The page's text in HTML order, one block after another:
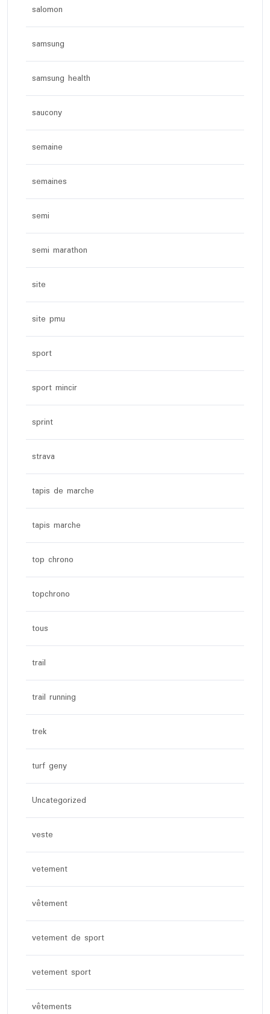
salomon
samsung
samsung health
saucony
semaine
semaines
semi
semi marathon
site
site pmu
sport
sport mincir
sprint
strava
tapis de marche
tapis marche
top chrono
topchrono
tous
trail
trail running
trek
turf geny
Uncategorized
veste
vetement
vêtement
vetement de sport
vetement sport
vêtements